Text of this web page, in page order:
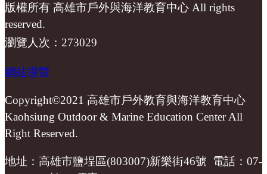
版權所有 高雄市戶外與海洋教育中心 All rights
reserved.
瀏覽人次：273029
網站導覽
Copyright©2021 高雄市戶外教育與海洋教育中心
Kaohsiung Outdoor & Marine Education Center All
Right Reserved.
地址：高雄市鹽埕區(803007)新樂街46號 電話：07-